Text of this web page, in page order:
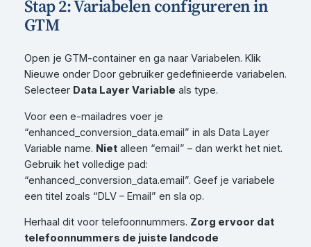
Stap 2: Variabelen configureren in
GTM
Open je GTM-container en ga naar Variabelen. Klik
Nieuwe onder Door gebruiker gedefinieerde variabelen.
Selecteer Data Layer Variable als type.
Voor een e-mailadres voer je
“enhanced_conversion_data.email” in als Data Layer
Variable name. Nietalleen “email” – dan werkt het niet.
Gebruik het volledige pad:
“enhanced_conversion_data.email”. Geef je variabele
een titel zoals “DLV – Email” en sla op.
Herhaal dit voor telefoonnummers. Zorg ervoor dat
telefoonnummers de juiste landcode